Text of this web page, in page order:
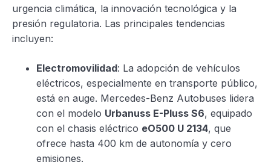
urgencia climática, la innovación tecnológica y la
presión regulatoria. Las principales tendencias
incluyen:
Electromovilidad: La adopción de vehículos
eléctricos, especialmente en transporte público,
está en auge. Mercedes-Benz Autobuses lidera
con el modelo Urbanuss E-Pluss S6, equipado
con el chasis eléctrico eO500 U 2134, que
ofrece hasta 400 km de autonomía y cero
emisiones.